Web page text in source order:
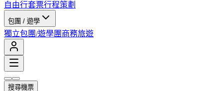
自由行套票行程策劃
包團 / 遊學
獨立包團/遊學團 商務旅遊
搜尋機票